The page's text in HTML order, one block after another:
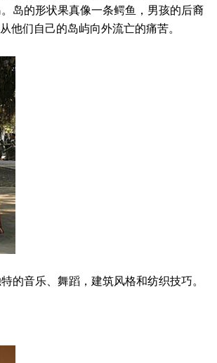
岛的形状果真像一条鳄鱼，男孩的后裔
他们自己的岛屿向外流亡的痛苦。
音乐、舞蹈，建筑风格和纺织技巧。